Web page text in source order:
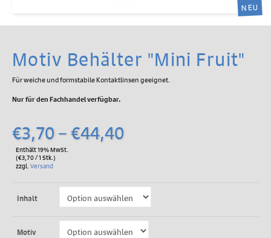
NEU
Motiv Behälter "Mini Fruit"
Für weiche und formstabile Kontaktlinsen geeignet.
Nur für den Fachhandel verfügbar.
€3,70–€44,40Preisspanne:
€44,40
Enthält 19% MwSt.
(€3,70/ 1 Stk.)
zzgl.Versand
Inhalt
Motiv